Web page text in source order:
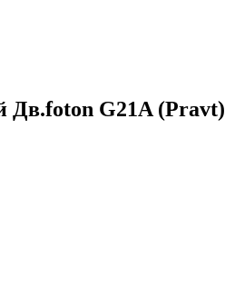
Дв.foton G21A (Pravt)